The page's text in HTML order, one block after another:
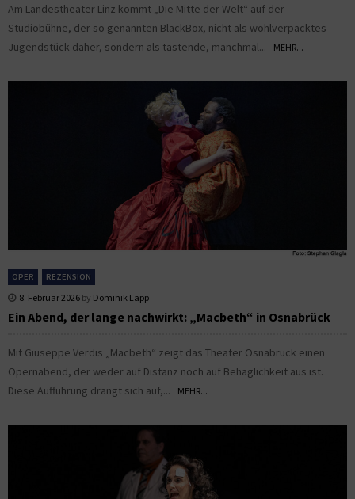
Am Landestheater Linz kommt „Die Mitte der Welt“ auf der
Studiobühne, der so genannten BlackBox, nicht als wohlverpacktes
Jugendstück daher, sondern als tastende, manchmal...
MEHR...
OPER REZENSION
8. Februar 2026 by Dominik Lapp
Ein Abend, der lange nachwirkt: „Macbeth“ in Osnabrück
Mit Giuseppe Verdis „Macbeth“ zeigt das Theater Osnabrück einen
Opernabend, der weder auf Distanz noch auf Behaglichkeit aus ist.
Diese Aufführung drängt sich auf,...
MEHR...